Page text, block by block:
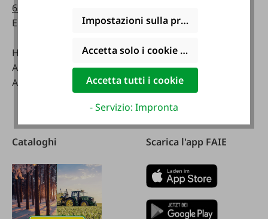
63514619
Email:
info@faie.at
Handelsstraße 9
A-4844 Regau
Austria
08:00 - 12:00
Negozio specializzato
Lunedì - venerdì:
08:00 - 17:00
08:00 - 12:00
Cataloghi Scarica l'app FAIE
Impostazioni sulla privacy
Accetta solo i cookie funzionali
Accetta tutti i cookie
- Servizio: Impronta